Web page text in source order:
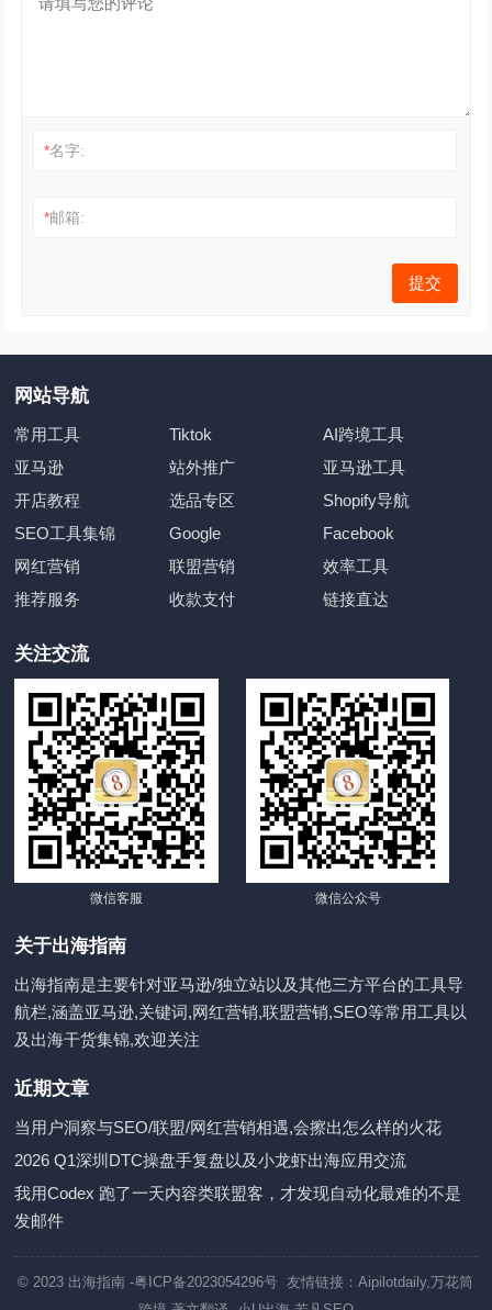
*名字:
*邮箱:
网站导航
常用工具 Tiktok
AI跨境工具
亚马逊
站外推广
亚马逊工具
开店教程
选品专区
Shopify导航
SEO工具集锦
Google
Facebook
网红营销
联盟营销
效率工具
推荐服务
收款支付 链接直达
关注交流
微信客服 微信公众号
关于出海指南
出海指南是主要针对亚马逊/独立站以及其他三方平台的工具导
航栏,涵盖亚马逊,关键词,网红营销,联盟营销,SEO等常用工具以
及出海干货集锦,欢迎关注
近期文章
当用户洞察与SEO/联盟/网红营销相遇,会擦出怎么样的火花
2026 Q1深圳DTC操盘手复盘以及小龙虾出海应用交流
我用Codex 跑了一天内容类联盟客，才发现自动化最难的不是
发邮件
© 2023 出海指南 -粤ICP备2023054296号 友情链接：Aipilotdaily,万花筒